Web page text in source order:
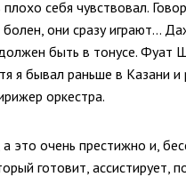
себя чувствовал.
они сразу играют…
быть в тонусе. Фуат
я бывал раньше в Казани и
оркестра.
очень престижно и,
готовит, ассистирует,